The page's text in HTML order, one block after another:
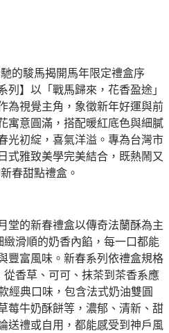
的駿馬揭開馬年限定禮盒序
】以「戰馬歸來，花香盈途」
為視覺主角，象徵新年好運與前
寓意圓滿，搭配暖紅底色與細膩
光初綻，喜氣洋溢。專為台灣市
式雅致美學完美結合，既熱鬧又
春甜點禮盒。
堂的新春禮盒以傳奇法蘭酥為主
滑順的奶香內餡，每一口都能
豐富風味。新春系列依禮盒規格
香草、可可、抹茶到茶香系應
經典口味，包含法式奶油雙圓
莓牛奶酥餅等，濃郁、清新、甜
送禮或自用，都能感受到神戶風